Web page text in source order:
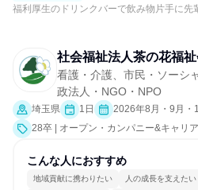
福利厚生のドリンクバーで飲み物片手に先
社会福祉法人茶の花福
看護・介護、市民・ソーシ
政法人・NGO・NPO
埼玉県 1日
2026年8月・9月・
28卒 | オープン・カンパニー&キャリ
こんな人におすすめ
地域貢献に携わりたい 人の成長を支えたい